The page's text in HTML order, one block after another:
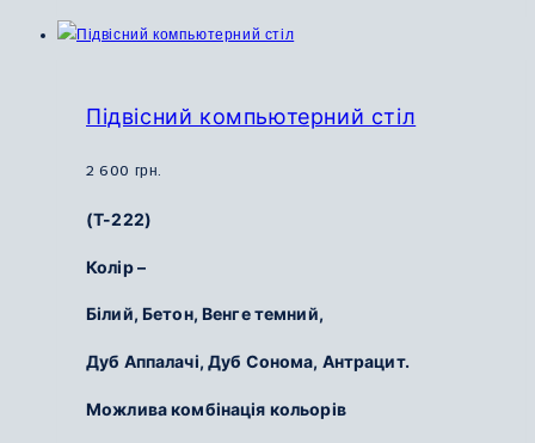
кілька
Підвісний компьютерний стіл
2 600 грн.
(Т-222)
Колір –
Білий, Бетон, Венге темний,
Дуб Аппалачі, Дуб Сонома, Антрацит.
Можлива комбінація кольорів